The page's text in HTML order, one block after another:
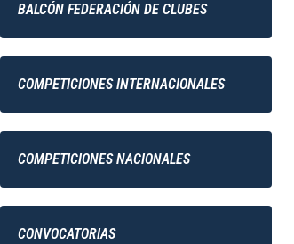
BALCÓN FEDERACIÓN DE CLUBES
COMPETICIONES INTERNACIONALES
COMPETICIONES NACIONALES
CONVOCATORIAS